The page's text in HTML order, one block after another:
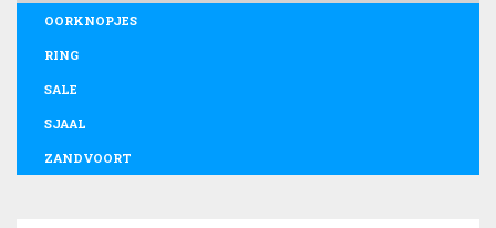
OORKNOPJES
RING
SALE
SJAAL
ZANDVOORT